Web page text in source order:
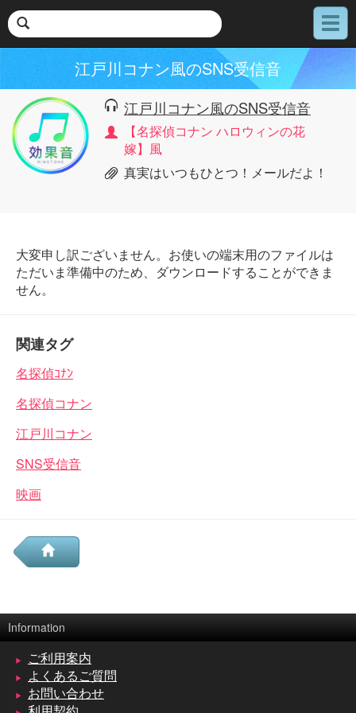
メ
ニ
江戸川コナン風のSNS受信音
江戸川コナン風のSNS受信音
【名探偵コナン ハロウィンの花
嫁】風
真実はいつもひとつ！メールだよ！
大変申し訳ございません。お使いの端末用のファイルは
ただいま準備中のため、ダウンロードすることができま
せん。
関連タグ
名探偵ｺﾅﾝ
名探偵コナン
江戸川コナン
SNS受信音
映画
Information
ご利用案内
よくあるご質問
お問い合わせ